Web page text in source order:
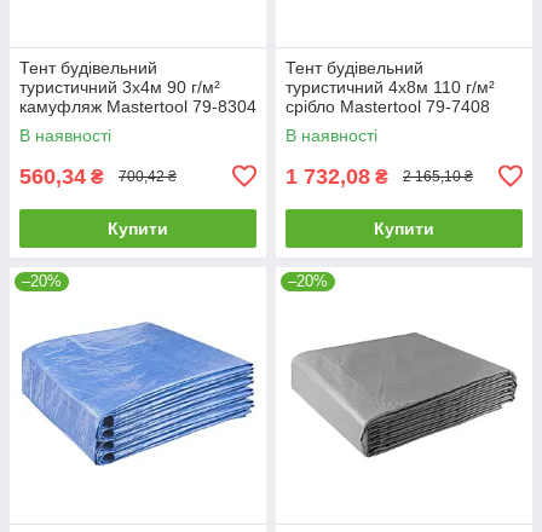
Тент будівельний
туристичний 3х4м 90 г/м²
камуфляж Mastertool 79-8304
В наявності
560,34 ₴ 700,42 ₴
Купити
Тент будівельний
туристичний 4х8м 110 г/м²
срібло Mastertool 79-7408
В наявності
1 732,08 ₴ 2 165,10 ₴
Купити
–20% –20%